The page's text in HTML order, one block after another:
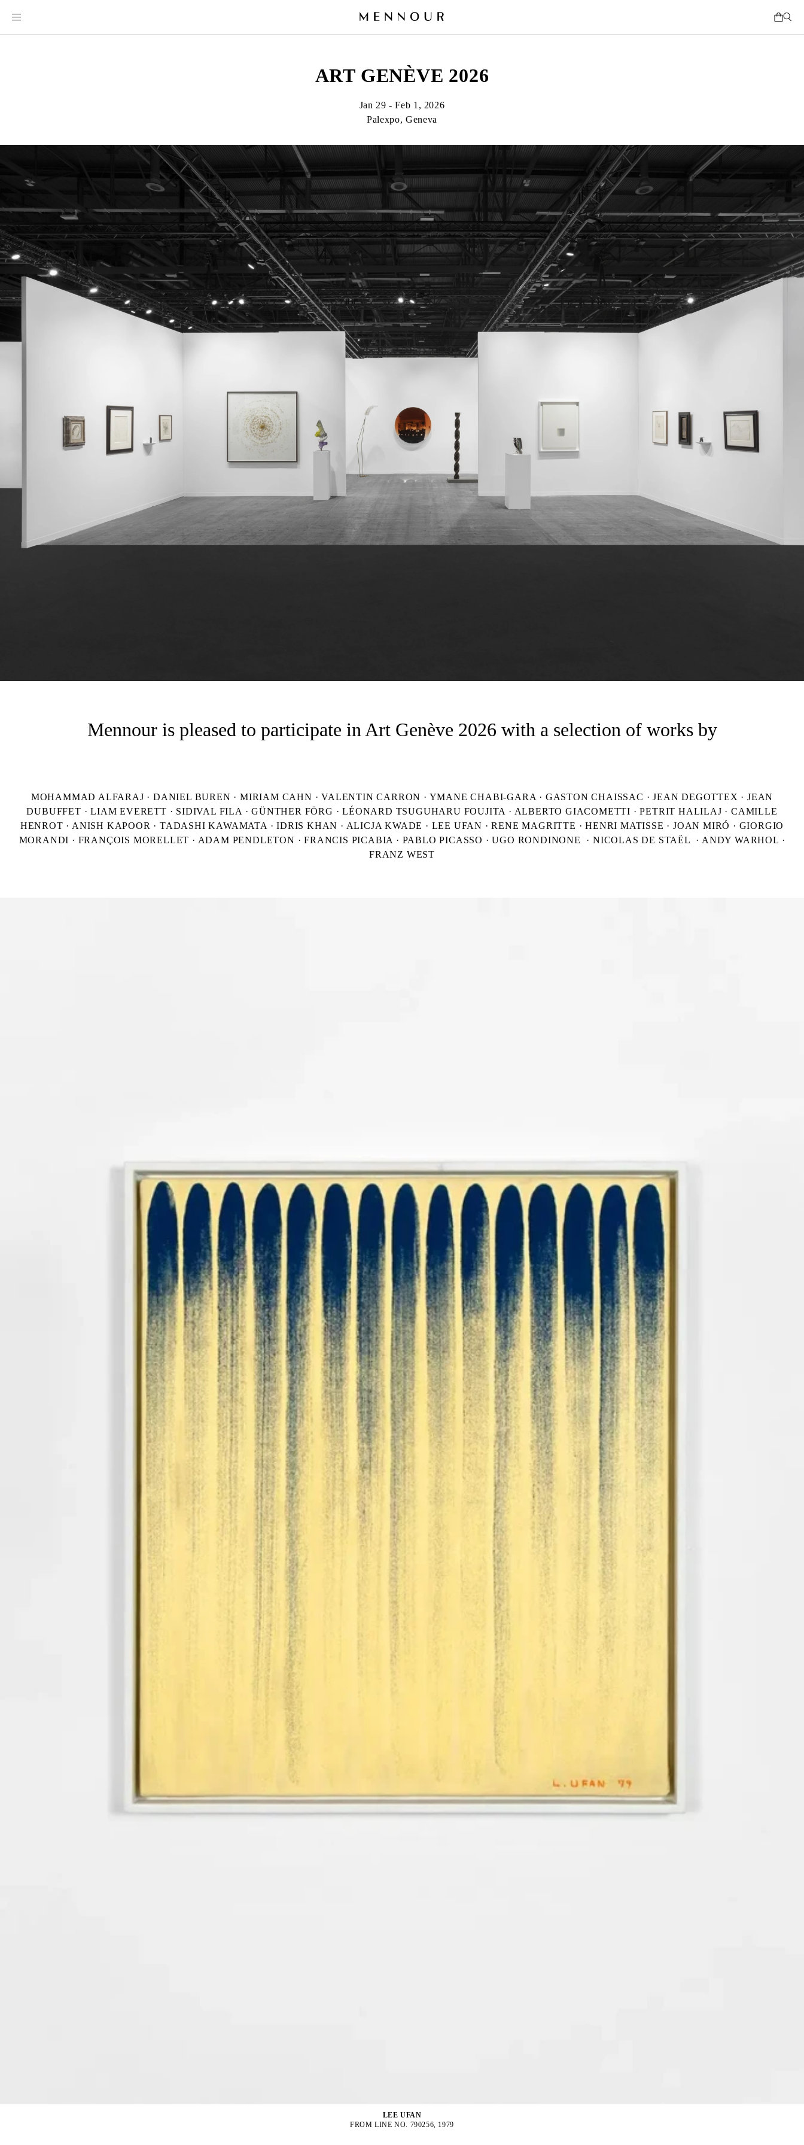
ART GENÈVE 2026
Jan 29 - Feb 1, 2026
Palexpo, Geneva
Mennour is pleased to participate in Art Genève 2026 with a selection of works by
MOHAMMAD ALFARAJ · DANIEL BUREN · MIRIAM CAHN · VALENTIN CARRON · YMANE CHABI-GARA · GASTON CHAISSAC · JEAN DEGOTTEX · JEAN
DUBUFFET · LIAM EVERETT · SIDIVAL FILA · GÜNTHER FÖRG · LÉONARD TSUGUHARU FOUJITA · ALBERTO GIACOMETTI · PETRIT HALILAJ · CAMILLE
HENROT · ANISH KAPOOR · TADASHI KAWAMATA · IDRIS KHAN · ALICJA KWADE · LEE UFAN · RENE MAGRITTE · HENRI MATISSE · JOAN MIRÓ · GIORGIO
MORANDI · FRANÇOIS MORELLET · ADAM PENDLETON · FRANCIS PICABIA · PABLO PICASSO · UGO RONDINONE · NICOLAS DE STAËL · ANDY WARHOL ·
FRANZ WEST
LEE UFAN
FROM LINE NO. 790256, 1979